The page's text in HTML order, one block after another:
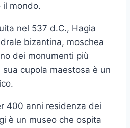
il mondo.
nel 537 d.C., Hagia
bizantina, moschea
dei monumenti più
cupola maestosa è un
400 anni residenza dei
è un museo che ospita